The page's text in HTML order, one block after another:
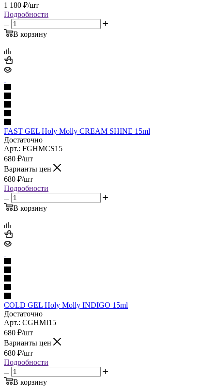
1 180 ₽/шт
Подробности
В корзину
FAST GEL Holy Molly CREAM SHINE 15ml
Достаточно
Арт.: FGHMCS15
680 ₽/шт
Варианты цен
680 ₽/шт
Подробности
В корзину
COLD GEL Holy Molly INDIGO 15ml
Достаточно
Арт.: CGHMI15
680 ₽/шт
Варианты цен
680 ₽/шт
Подробности
В корзину